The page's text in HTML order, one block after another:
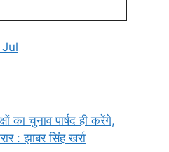
Jul
का चुनाव पार्षद ही करेंगे,
: झाबर सिंह खर्रा